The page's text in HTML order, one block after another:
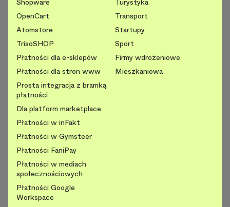
OpenCart
Atomstore
TrisoSHOP
Płatności dla e-sklepów
Płatności dla stron www
Prosta integracja z bramką
płatności
Dla platform marketplace
Płatności w inFakt
Płatności w Gymsteer
Płatności FaniPay
Płatności w mediach
społecznościowych
Płatności Google
Workspace
Transport
Startupy
Sport
Firmy wdrożeniowe
Mieszkaniowa